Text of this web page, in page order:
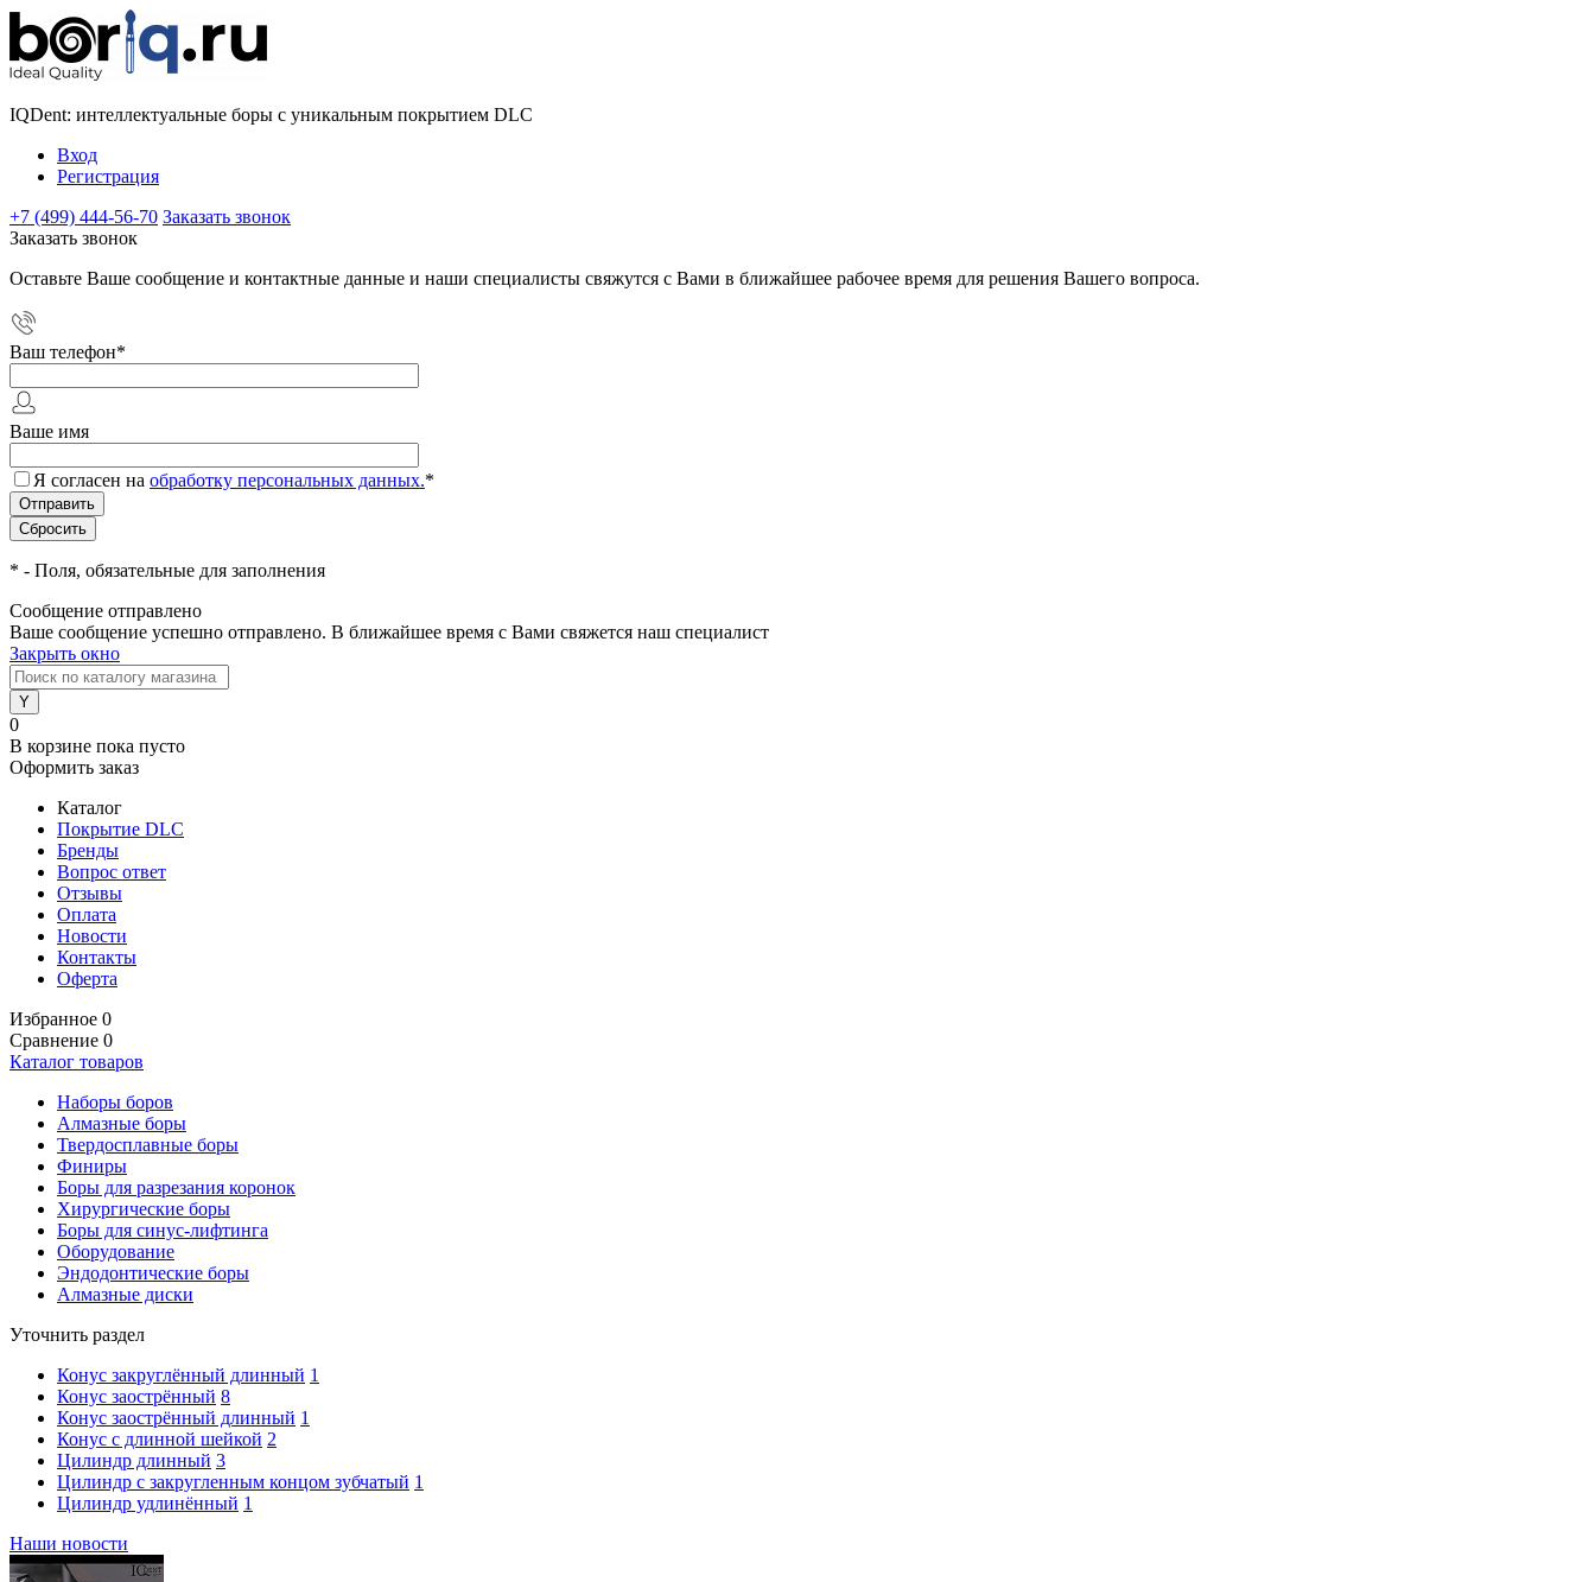
IQDent: интеллектуальные боры с уникальным покрытием DLC
Вход
Регистрация
+7 (499) 444-56-70 Заказать звонок
Заказать звонок
Оставьте Ваше сообщение и контактные данные и наши специалисты свяжутся с Вами в ближайшее рабочее время для решения Вашего вопроса.
Ваш телефон*
Ваше имя
Я согласен на обработку персональных данных.*
* - Поля, обязательные для заполнения
Сообщение отправлено
Ваше сообщение успешно отправлено. В ближайшее время с Вами свяжется наш специалист
Закрыть окно
0
В корзине пока пусто
Оформить заказ
Каталог
Покрытие DLC
Бренды
Вопрос ответ
Отзывы
Оплата
Новости
Контакты
Оферта
Избранное 0
Сравнение 0
Каталог товаров
Наборы боров
Алмазные боры
Твердосплавные боры
Финиры
Боры для разрезания коронок
Хирургические боры
Боры для синус-лифтинга
Оборудование
Эндодонтические боры
Алмазные диски
Уточнить раздел
Конус закруглённый длинный 1
Конус заострённый 8
Конус заострённый длинный 1
Конус с длинной шейкой 2
Цилиндр длинный 3
Цилиндр с закругленным концом зубчатый 1
Цилиндр удлинённый 1
Наши новости